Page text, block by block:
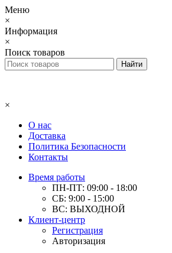
Меню
×
Информация
×
Поиск товаров
×
О нас
Доставка
Политика Безопасности
Контакты
Время работы
ПН-ПТ: 09:00 - 18:00
СБ: 9:00 - 15:00
ВС: ВЫХОДНОЙ
Клиент-центр
Регистрация
Авторизация